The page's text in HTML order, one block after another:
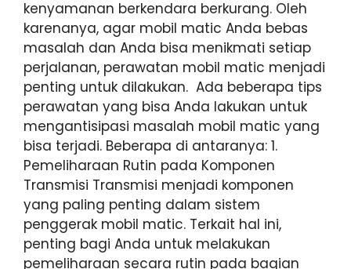
kenyamanan berkendara berkurang. Oleh
karenanya, agar mobil matic Anda bebas
masalah dan Anda bisa menikmati setiap
perjalanan, perawatan mobil matic menjadi
penting untuk dilakukan. Ada beberapa tips
perawatan yang bisa Anda lakukan untuk
mengantisipasi masalah mobil matic yang
bisa terjadi. Beberapa di antaranya: 1.
Pemeliharaan Rutin pada Komponen
Transmisi Transmisi menjadi komponen
yang paling penting dalam sistem
penggerak mobil matic. Terkait hal ini,
penting bagi Anda untuk melakukan
pemeliharaan secara rutin pada bagian